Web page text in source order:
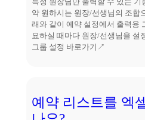
특정 원장님만 출력할 수 있는
약 원하시는 원장/선생님의 조합
래와 같이 예약 설정에서 출력용
요하실 때마다 원장/선생님을 설
그룹 설정 바로가기↗
예약 리스트를 엑